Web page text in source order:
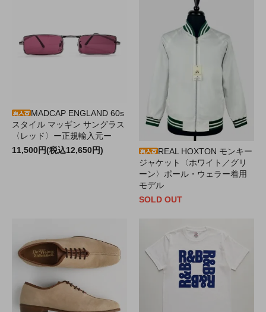
MADCAP ENGLAND 60s
スタイル マッギン サングラス
〈レッド〉ー正規輸入元ー
11,500円(税込12,650円)
REAL HOXTON モンキー
ジャケット〈ホワイト／グリ
ーン〉ポール・ウェラー着用
モデル
SOLD OUT